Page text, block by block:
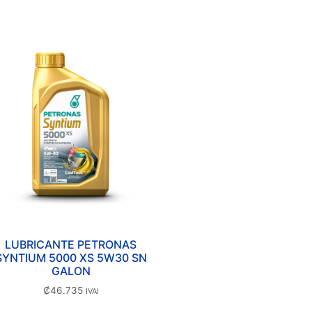
LUBRICANTE PETRONAS
5000 XS 5W30 SN
GALON
₡46.735 IVAI